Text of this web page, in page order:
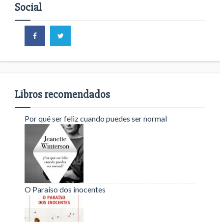
Social
Libros recomendados
Por qué ser feliz cuando puedes ser normal
O Paraíso dos inocentes